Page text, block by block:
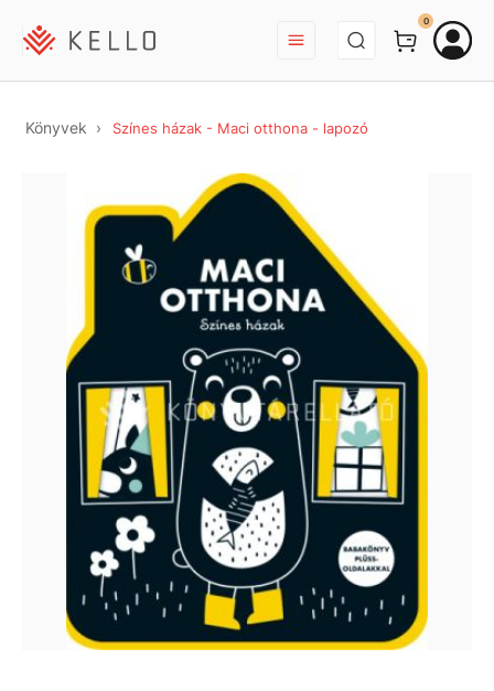
BEJELENTKEZÉS
0
Könyvek Színes házak - Maci otthona - lapozó